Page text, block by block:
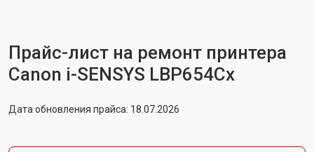
Прайс-лист на ремонт принтера
Canon i-SENSYS LBP654Cx
Дата обновления прайса: 18.07.2026